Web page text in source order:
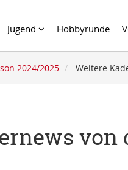
Jugend Hobbyrunde
2024/2025 Weitere
von